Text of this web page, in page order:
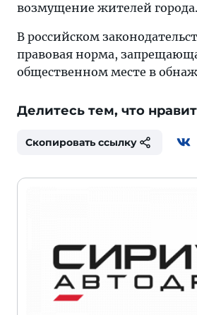
возмущение жителей города.
В российском
правовая норма,
общественном месте в
Делитесь тем, что
Скопировать ссылку